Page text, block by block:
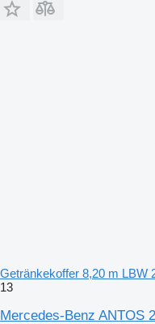
Getränkekoffer 8,20 m LBW
13
Mercedes-Benz ANTOS